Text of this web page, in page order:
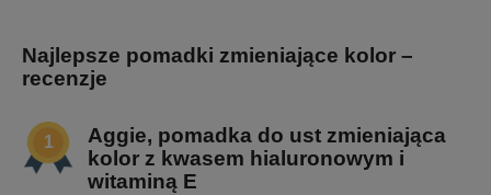
Najlepsze pomadki zmieniające kolor –
recenzje
Aggie, pomadka do ust zmieniająca
kolor z kwasem hialuronowym i
witaminą E